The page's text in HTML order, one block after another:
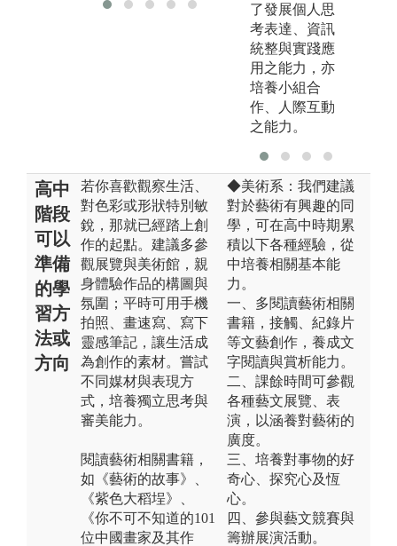
了發展個人思
考表達、資訊
統整與實踐應
用之能力，亦
培養小組合
作、人際互動
之能力。
高中
階段
可以
準備
的學
習方
法或
方向
若你喜歡觀察生活、
對色彩或形狀特別敏
銳，那就已經踏上創
作的起點。建議多參
觀展覽與美術館，親
身體驗作品的構圖與
氛圍；平時可用手機
拍照、畫速寫、寫下
靈感筆記，讓生活成
為創作的素材。嘗試
不同媒材與表現方
式，培養獨立思考與
審美能力。
閱讀藝術相關書籍，
如《藝術的故事》、
《紫色大稻埕》、
《你不可不知道的101
位中國畫家及其作
◆美術系：我們建議
對於藝術有興趣的同
學，可在高中時期累
積以下各種經驗，從
中培養相關基本能
力。
一、多閱讀藝術相關
書籍，接觸、紀錄片
等文藝創作，養成文
字閱讀與賞析能力。
二、課餘時間可參觀
各種藝文展覽、表
演，以涵養對藝術的
廣度。
三、培養對事物的好
奇心、探究心及恆
心。
四、參與藝文競賽與
籌辦展演活動。